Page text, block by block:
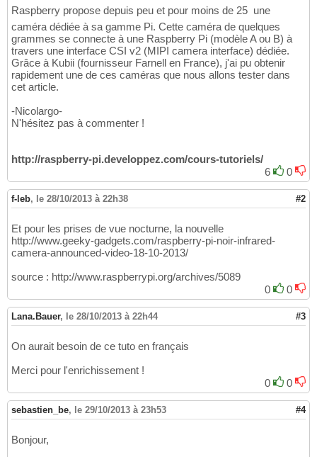
Raspberry propose depuis peu et pour moins de 25  une
caméra dédiée à sa gamme Pi. Cette caméra de quelques
grammes se connecte à une Raspberry Pi (modèle A ou B) à
travers une interface CSI v2 (MIPI camera interface) dédiée.
Grâce à Kubii (fournisseur Farnell en France), j'ai pu obtenir
rapidement une de ces caméras que nous allons tester dans
cet article.
-Nicolargo-
N'hésitez pas à commenter !
http://raspberry-pi.developpez.com/cours-tutoriels/
6
0
f-leb, le 28/10/2013 à 22h38 #2
Et pour les prises de vue nocturne, la nouvelle
http://www.geeky-gadgets.com/raspberry-pi-noir-infrared-
camera-announced-video-18-10-2013/
source : http://www.raspberrypi.org/archives/5089
0
0
Lana.Bauer, le 28/10/2013 à 22h44 #3
On aurait besoin de ce tuto en français
Merci pour l'enrichissement !
0
0
sebastien_be, le 29/10/2013 à 23h53 #4
Bonjour,